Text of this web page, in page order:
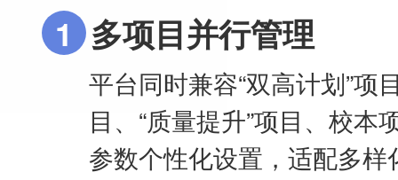
1 多项目并行管理
平台同时兼容“双高计划”项
目、“质量提升”项目、校
参数个性化设置，适配多